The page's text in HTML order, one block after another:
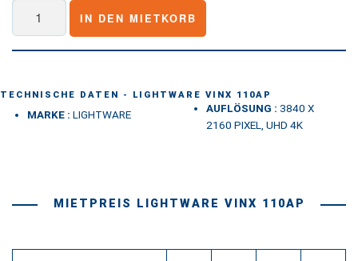
VINX
110AP
IN DEN MIETKORB
TECHNISCHE DATEN - LIGHTWARE VINX 110AP
MARKE : LIGHTWARE
AUFLÖSUNG : 3840 X
2160 PIXEL, UHD 4K
MIETPREIS LIGHTWARE VINX 110AP